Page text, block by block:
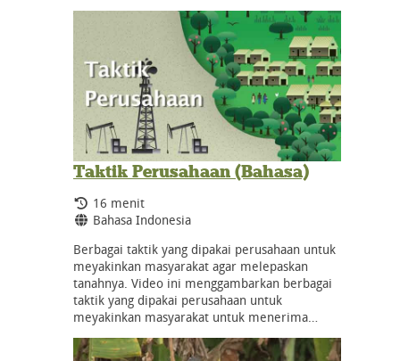
Taktik Perusahaan (Bahasa)
Durasi:
16 menit
Bahasa:
Bahasa Indonesia
Berbagai taktik yang dipakai perusahaan untuk
meyakinkan masyarakat agar melepaskan
tanahnya. Video ini menggambarkan berbagai
taktik yang dipakai perusahaan untuk
meyakinkan masyarakat untuk menerima…